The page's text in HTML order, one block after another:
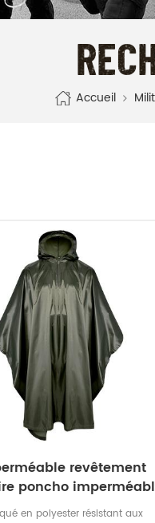
Accueil
revêtement
poncho
militaire
en polyester résistant aux